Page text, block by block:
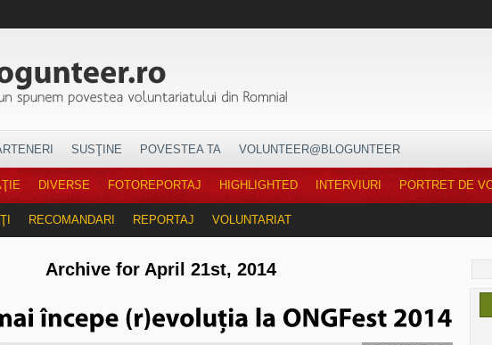
SUSŢINE POVESTEA TA VOLUNTEER@BLOGUNTEER
DIVERSE FOTOREPORTAJ HIGHLIGHTED INTERVIURI PORTRET DE
RECOMANDARI REPORTAJ VOLUNTARIAT
Archive for April 21st, 2014